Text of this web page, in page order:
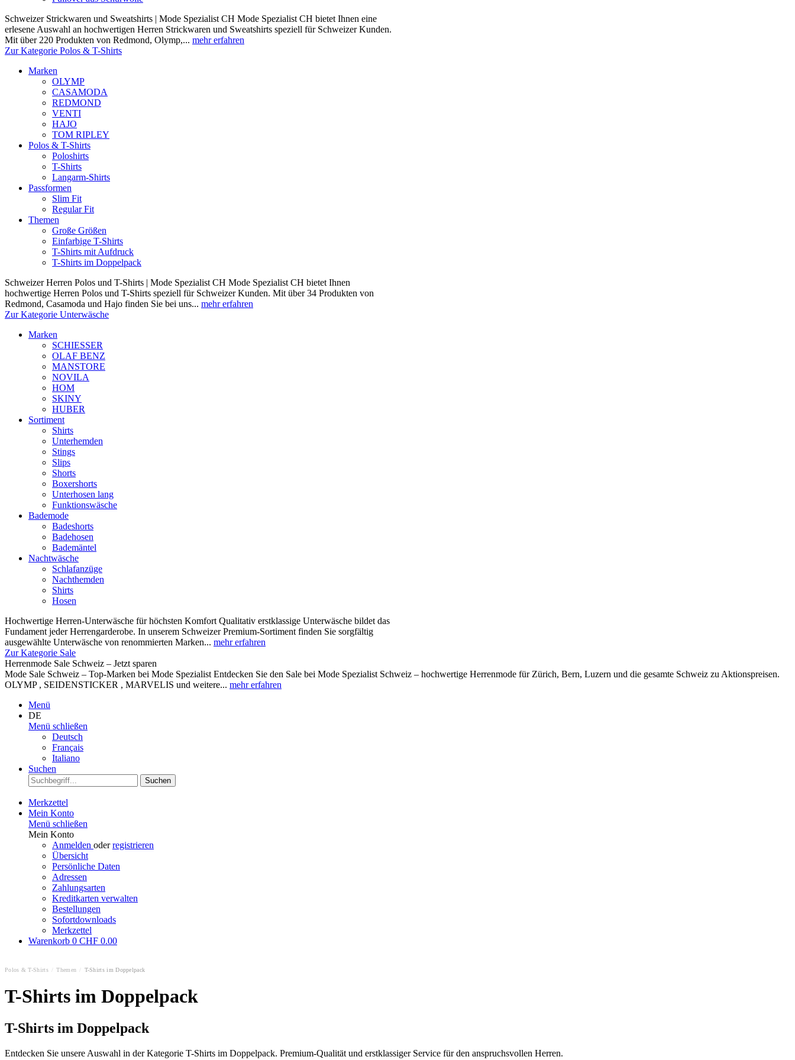
Schweizer Strickwaren und Sweatshirts | Mode Spezialist CH Mode Spezialist CH bietet Ihnen eine
erlesene Auswahl an hochwertigen Herren Strickwaren und Sweatshirts speziell für Schweizer Kunden.
Mit über 220 Produkten von Redmond, Olymp,... mehr erfahren
Zur Kategorie Polos & T-Shirts
Marken
OLYMP
CASAMODA
REDMOND
VENTI
HAJO
TOM RIPLEY
Polos & T-Shirts
Poloshirts
T-Shirts
Langarm-Shirts
Passformen
Slim Fit
Regular Fit
Themen
Große Größen
Einfarbige T-Shirts
T-Shirts mit Aufdruck
T-Shirts im Doppelpack
Schweizer Herren Polos und T-Shirts | Mode Spezialist CH Mode Spezialist CH bietet Ihnen
hochwertige Herren Polos und T-Shirts speziell für Schweizer Kunden. Mit über 34 Produkten von
Redmond, Casamoda und Hajo finden Sie bei uns... mehr erfahren
Zur Kategorie Unterwäsche
Marken
SCHIESSER
OLAF BENZ
MANSTORE
NOVILA
HOM
SKINY
HUBER
Sortiment
Shirts
Unterhemden
Stings
Slips
Shorts
Boxershorts
Unterhosen lang
Funktionswäsche
Bademode
Badeshorts
Badehosen
Bademäntel
Nachtwäsche
Schlafanzüge
Nachthemden
Shirts
Hosen
Hochwertige Herren-Unterwäsche für höchsten Komfort Qualitativ erstklassige Unterwäsche bildet das
Fundament jeder Herrengarderobe. In unserem Schweizer Premium-Sortiment finden Sie sorgfältig
ausgewählte Unterwäsche von renommierten Marken... mehr erfahren
Zur Kategorie Sale
Herrenmode Sale Schweiz – Jetzt sparen
Mode Sale Schweiz – Top-Marken bei Mode Spezialist Entdecken Sie den Sale bei Mode Spezialist Schweiz – hochwertige Herrenmode für Zürich, Bern, Luzern und die gesamte Schweiz zu Aktionspreisen.
OLYMP , SEIDENSTICKER , MARVELIS und weitere... mehr erfahren
Menü
DE
Menü schließen
Deutsch
Français
Italiano
Suchen
Suchen
Merkzettel
Mein Konto
Menü schließen
Mein Konto
Anmelden oderregistrieren
Übersicht
Persönliche Daten
Adressen
Zahlungsarten
Kreditkarten verwalten
Bestellungen
Sofortdownloads
Merkzettel
Warenkorb 0 CHF 0.00
Polos & T-Shirts Themen T-Shirts im Doppelpack
T-Shirts im Doppelpack
T-Shirts im Doppelpack
Entdecken Sie unsere Auswahl in der Kategorie T-Shirts im Doppelpack. Premium-Qualität und erstklassiger Service für den anspruchsvollen Herren.